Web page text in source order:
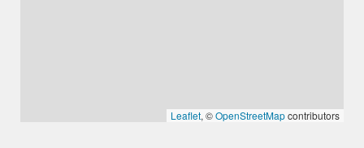
Leaflet, ©OpenStreetMapcontributors